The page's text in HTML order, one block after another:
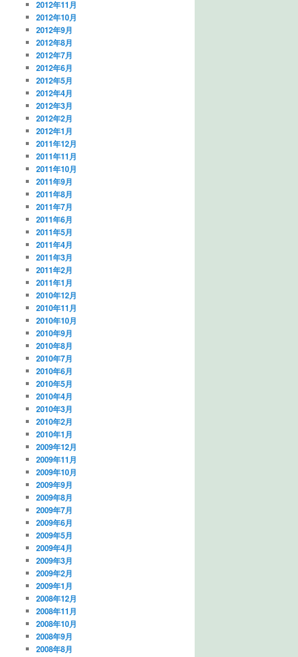
2012年11月
2012年10月
2012年9月
2012年8月
2012年7月
2012年6月
2012年5月
2012年4月
2012年3月
2012年2月
2012年1月
2011年12月
2011年11月
2011年10月
2011年9月
2011年8月
2011年7月
2011年6月
2011年5月
2011年4月
2011年3月
2011年2月
2011年1月
2010年12月
2010年11月
2010年10月
2010年9月
2010年8月
2010年7月
2010年6月
2010年5月
2010年4月
2010年3月
2010年2月
2010年1月
2009年12月
2009年11月
2009年10月
2009年9月
2009年8月
2009年7月
2009年6月
2009年5月
2009年4月
2009年3月
2009年2月
2009年1月
2008年12月
2008年11月
2008年10月
2008年9月
2008年8月